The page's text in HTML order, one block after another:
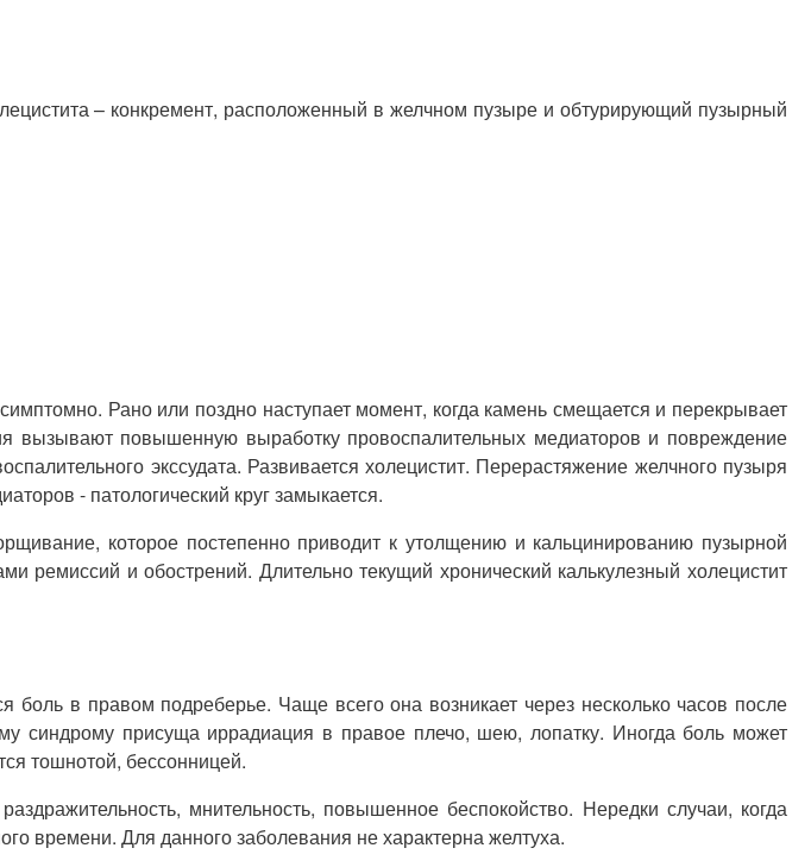
– конкремент, расположенный в желчном пузыре и обтурирующий пузырный
Рано или поздно наступает момент, когда камень смещается и перекрывает
вызывают повышенную выработку провоспалительных медиаторов и повреждение
экссудата. Развивается холецистит. Перерастяжение желчного пузыря
- патологический круг замыкается.
которое постепенно приводит к утолщению и кальцинированию пузырной
ремиссий и обострений. Длительно текущий хронический калькулезный холецистит
боль в правом подреберье. Чаще всего она возникает через несколько часов после
синдрому присуща иррадиация в правое плечо, шею, лопатку. Иногда боль может
тошнотой, бессонницей.
мнительность, повышенное беспокойство. Нередки случаи, когда
времени. Для данного заболевания не характерна желтуха.